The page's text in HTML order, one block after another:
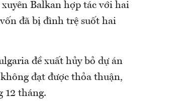
Balkan hợp tác với hai
đã bị đình trệ suốt hai
đề xuất hủy bỏ dự án
đạt được thỏa thuận,
12 tháng.